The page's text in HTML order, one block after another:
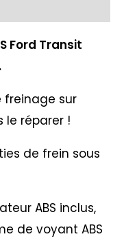
Ford Transit
freinage sur
le réparer !
de frein sous
ABS inclus,
de voyant ABS